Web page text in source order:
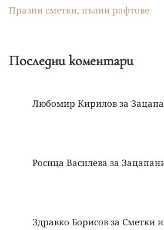
Празни сметки, пълни рафтове
Последни коментари
Любомир Кирилов за
Росица Василева за
Здравко Борисов за Сметки